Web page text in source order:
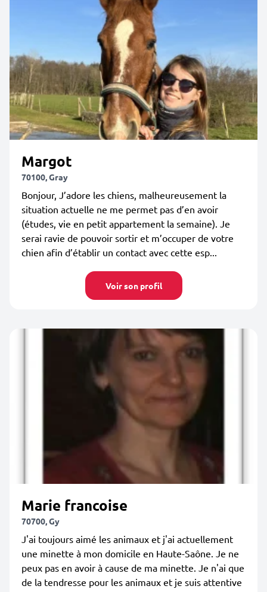
Margot
70100, Gray
Bonjour, J’adore les chiens, malheureusement la
situation actuelle ne me permet pas d’en avoir
(études, vie en petit appartement la semaine). Je
serai ravie de pouvoir sortir et m’occuper de votre
chien afin d’établir un contact avec cette esp...
Voir son profil
Marie francoise
70700, Gy
J'ai toujours aimé les animaux et j'ai actuellement
une minette à mon domicile en Haute-Saône. Je ne
peux pas en avoir à cause de ma minette. Je n'ai que
de la tendresse pour les animaux et je suis attentive